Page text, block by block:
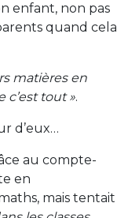
enfant, non pas
quand cela
matières en
tout ».
d’eux…
au compte-
en
mais tentait